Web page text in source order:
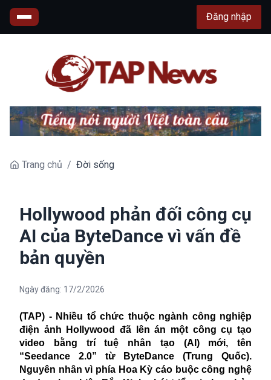
Đăng nhập
Trang chủ / Đời sống
Hollywood phản đối công cụ
AI của ByteDance vì vấn đề
bản quyền
Ngày đăng: 17/2/2026
(TAP) - Nhiều tổ chức thuộc ngành công nghiệp
điện ảnh Hollywood đã lên án một công cụ tạo
video bằng trí tuệ nhân tạo (AI) mới, tên
“Seedance 2.0” từ ByteDance (Trung Quốc).
Nguyên nhân vì phía Hoa Kỳ cáo buộc công nghệ